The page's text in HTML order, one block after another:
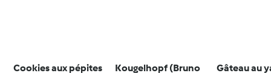
Cookies aux pépites
Kougelhopf (Bruno
Gâteau au